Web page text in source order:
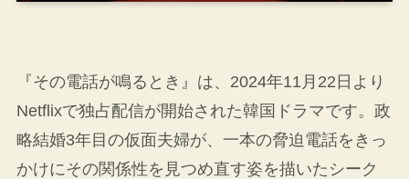
『その電話が鳴るとき』は、2024年11月22日より
Netflixで独占配信が開始された韓国ドラマです。政
略結婚3年目の仮面夫婦が、一本の脅迫電話をきっ
かけにその関係性を見つめ直す姿を描いたシーク